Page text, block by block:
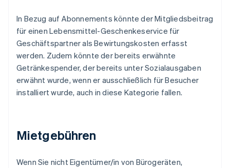
In Bezug auf Abonnements könnte der Mitgliedsbeitrag
für einen Lebensmittel-Geschenkeservice für
Geschäftspartner als Bewirtungskosten erfasst
werden. Zudem könnte der bereits erwähnte
Getränkespender, der bereits unter Sozialausgaben
erwähnt wurde, wenn er ausschließlich für Besucher
installiert wurde, auch in diese Kategorie fallen.
Mietgebühren
Wenn Sie nicht Eigentümer/in von Bürogeräten,